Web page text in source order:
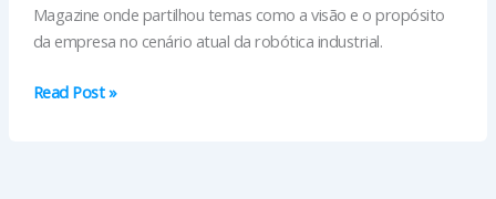
Magazine onde partilhou temas como a visão e o propósito
da empresa no cenário atual da robótica industrial.
A
Read Post »